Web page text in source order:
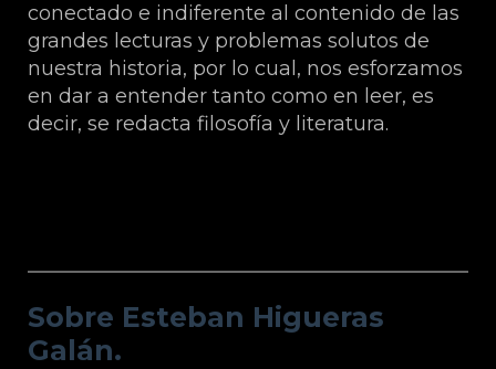
conectado e indiferente al contenido de las
grandes lecturas y problemas solutos de
nuestra historia, por lo cual, nos esforzamos
en dar a entender tanto como en leer, es
decir, se redacta filosofía y literatura.
Sobre Esteban Higueras
Galán.